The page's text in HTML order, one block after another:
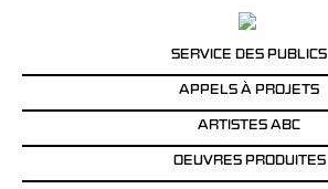
SERVICE DES PUBLICS
APPELS À PROJETS
ARTISTES ABC
OEUVRES PRODUITES